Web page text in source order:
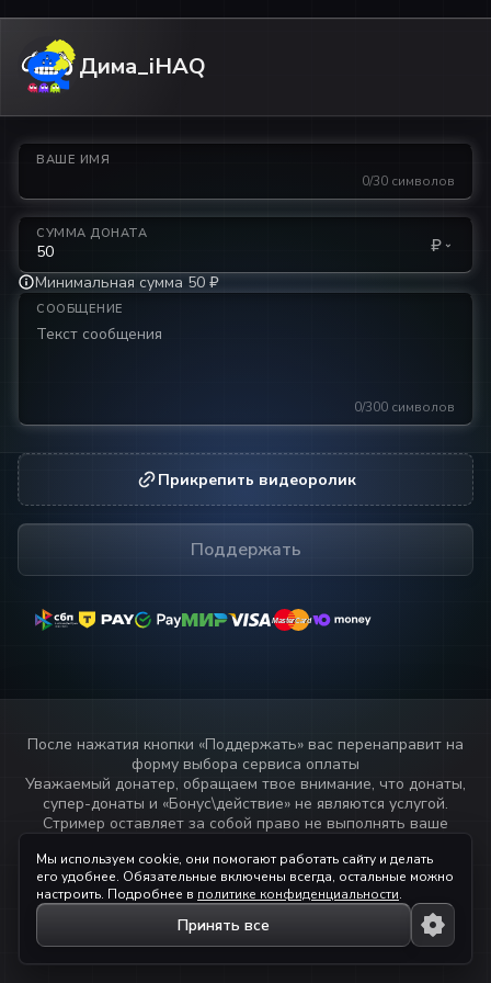
Дима_iHAQ
ВАШЕ ИМЯ
0/30 символов
СУММА ДОНАТА ₽
Минимальная сумма 50 ₽
СООБЩЕНИЕ
0/300 символов
Прикрепить видеоролик
Поддержать
MasterCard
MasterCard
После нажатия кнопки «Поддержать» вас перенаправит на
форму выбора сервиса оплаты
Уважаемый донатер, обращаем твое внимание, что донаты,
супер-донаты и «Бонус\действие» не являются услугой.
Стример оставляет за собой право не выполнять ваше
данный сервис.
Прочитайправила стримера!
© 2023 — 2026 ihaqdonate.com
Мы используем cookie, они помогают работать сайту и делать
его удобнее. Обязательные включены всегда, остальные можно
настроить. Подробнее в политике конфиденциальности.
Принять все